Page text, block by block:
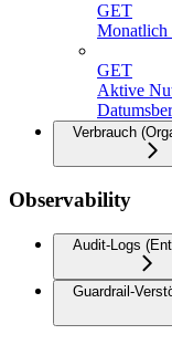
GET
Monatlich
GET
Aktive
Verbrauch
Observability
Audit-Logs
Guardrail-